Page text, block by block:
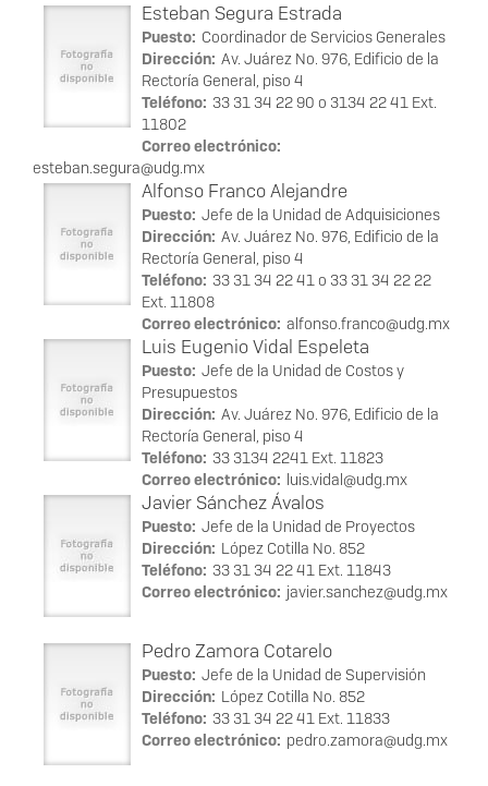
Esteban Segura Estrada
Puesto: Coordinador de Servicios Generales
Dirección: Av. Juárez No. 976, Edificio de la
Rectoría General, piso 4
Teléfono: 33 31 34 22 90 o 3134 22 41 Ext.
11802
Correo electrónico:
esteban.segura@udg.mx
Alfonso Franco Alejandre
Puesto: Jefe de la Unidad de Adquisiciones
Dirección: Av. Juárez No. 976, Edificio de la
Rectoría General, piso 4
Teléfono: 33 31 34 22 41 o 33 31 34 22 22
Ext. 11808
Correo electrónico: alfonso.franco@udg.mx
Luis Eugenio Vidal Espeleta
Puesto: Jefe de la Unidad de Costos y
Presupuestos
Dirección: Av. Juárez No. 976, Edificio de la
Rectoría General, piso 4
Teléfono: 33 3134 2241 Ext. 11823
Correo electrónico: luis.vidal@udg.mx
Javier Sánchez Ávalos
Puesto: Jefe de la Unidad de Proyectos
Dirección: López Cotilla No. 852
Teléfono: 33 31 34 22 41 Ext. 11843
Correo electrónico: javier.sanchez@udg.mx
Pedro Zamora Cotarelo
Puesto: Jefe de la Unidad de Supervisión
Dirección: López Cotilla No. 852
Teléfono: 33 31 34 22 41 Ext. 11833
Correo electrónico: pedro.zamora@udg.mx